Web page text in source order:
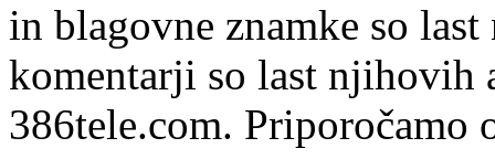
in blagovne znamke so
komentarji so last njihovih
386tele.com. Priporočamo